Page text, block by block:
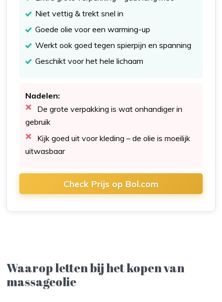
Niet vettig & trekt snel in
Goede olie voor een warming-up
Werkt ook goed tegen spierpijn en spanning
Geschikt voor het hele lichaam
Nadelen:
De grote verpakking is wat onhandiger in
gebruik
Kijk goed uit voor kleding – de olie is moeilijk
uitwasbaar
Check Prijs op Bol.com
Waarop letten bij het kopen van
massageolie